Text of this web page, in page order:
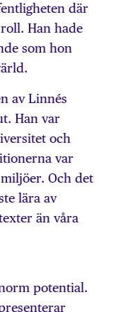
där
Han hade
som hon
av Linnés
Han var
och
var
Och det
lära av
än våra
potential.